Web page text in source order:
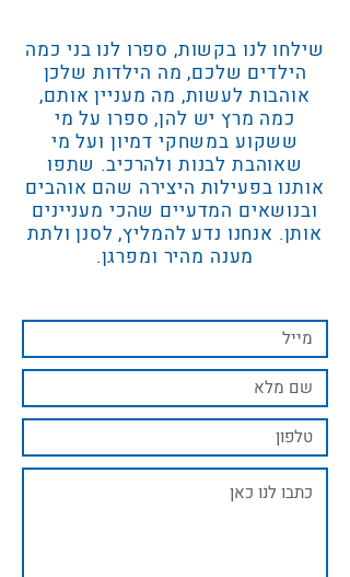
שילחו לנו בקשות, ספרו לנו בני כמה
הילדים שלכם, מה הילדות שלכן
אוהבות לעשות, מה מעניין אותם,
כמה מרץ יש להן, ספרו על מי
ששקוע במשחקי דמיון ועל מי
שאוהבת לבנות ולהרכיב. שתפו
אותנו בפעילות היצירה שהם אוהבים
ובנושאים המדעיים שהכי מעניינים
אותן. אנחנו נדע להמליץ, לסנן ולתת
מענה מהיר ומפרגן.